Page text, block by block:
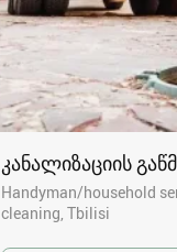
კანალიზაციის
Handyman/household
cleaning Tbilisi